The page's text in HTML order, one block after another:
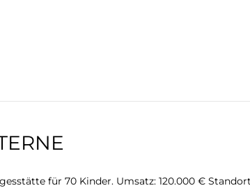
für 70 Kinder. Umsatz: 120.000 €